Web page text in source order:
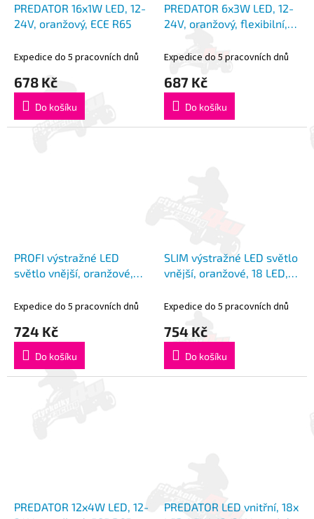
PREDATOR 16x1W LED, 12-
24V, oranžový, ECE R65
Expedice do 5 pracovních dnů
678 Kč
Do košíku
PREDATOR 6x3W LED, 12-
24V, oranžový, flexibilní,
Expedice do 5 pracovních dnů
687 Kč
Do košíku
PROFI výstražné LED
světlo vnější, oranžové,
Expedice do 5 pracovních dnů
724 Kč
Do košíku
SLIM výstražné LED světlo
vnější, oranžové, 18 LED,
Expedice do 5 pracovních dnů
754 Kč
Do košíku
PREDATOR 12x4W LED, 12-
PREDATOR LED vnitřní, 18x